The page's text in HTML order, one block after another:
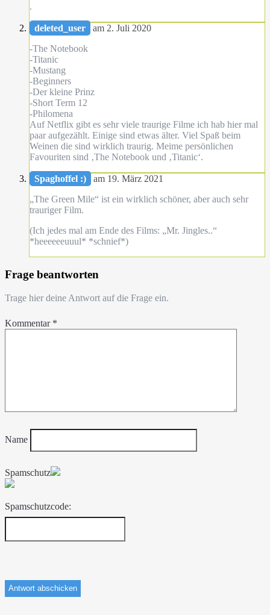
.
deleted_user
am 2. Juli 2020
-The Notebook
-Titanic
-Mustang
-Beginners
-Der kleine Prinz
-Short Term 12
-Philomena
Auf Netflix gibt es sehr viele traurige Filme ich hab hier mal
paar aufgezählt. Einige sind etwas älter. Viel Spaß beim
Weinen die sind wirklich traurig. Meime persönlichen
Favouriten sind ‚The Notebook und ‚Titanic‘.
Spaghoffel :)
am 19. März 2021
„The Green Mile“ ist ein wirklich schöner, aber auch sehr
trauriger Film.
(Ich jedes mal am Ende des Films: „Mr. Jingles..“
*heeeeeeuuul* *schnief*)
Frage beantworten
Trage hier deine Antwort auf die Frage ein.
Kommentar *
Name
Spamschutz
Spamschutzcode: